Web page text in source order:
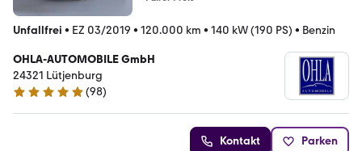
Unfallfrei • EZ 03/2019 • 120.000 km • 140 kW (190 PS) • Benzin
OHLA-AUTOMOBILE GmbH
24321 Lütjenburg
4.9 Sterne
(98)
Kontakt Parken